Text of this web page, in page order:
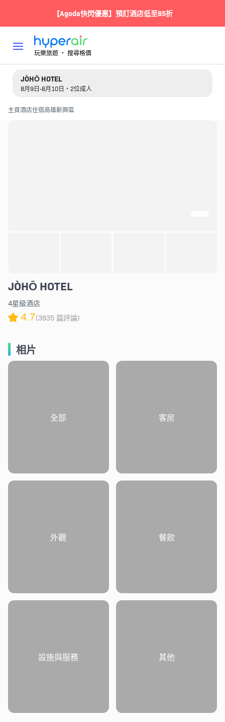
【Agoda快閃優惠】預訂酒店低至85折
玩樂旅遊 ‧ 搜尋格價
JÒHŌ HOTEL
8月9日-8月10日・2位成人
主頁酒店住宿高雄新興區
JÒHŌ HOTEL
4星級酒店
4.7(3935 篇評論)
相片
全部 客房
外觀 餐飲
設施與服務 其他